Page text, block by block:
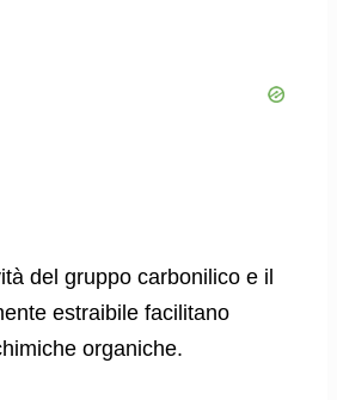
del gruppo carbonilico e il
estraibile facilitano
organiche.